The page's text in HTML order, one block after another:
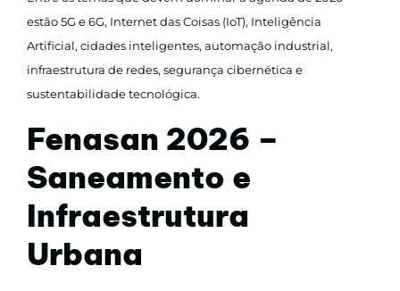
estão 5G e 6G, Internet das Coisas (IoT), Inteligência
Artificial, cidades inteligentes, automação industrial,
infraestrutura de redes, segurança cibernética e
sustentabilidade tecnológica.
Fenasan 2026 –
Saneamento e
Infraestrutura
Urbana